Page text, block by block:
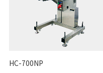
HC-700NP